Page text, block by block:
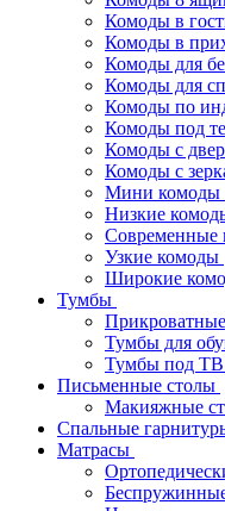
Комоды в
Комоды в
Комоды для
Комоды для
Комоды по
Комоды под
Комоды с
Комоды с
Мини комоды
Низкие
Современные
Узкие комоды
Широкие
Тумбы
Тумбы для
Тумбы под ТВ
Письменные столы
Макияжные
Спальные
Матрасы